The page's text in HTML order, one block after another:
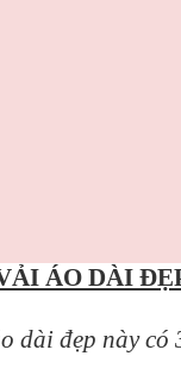
ÁO DÀI
dài đẹp này